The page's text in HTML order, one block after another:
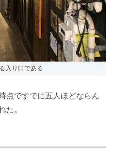
入り口である
点ですでに五人ほどならん
た。